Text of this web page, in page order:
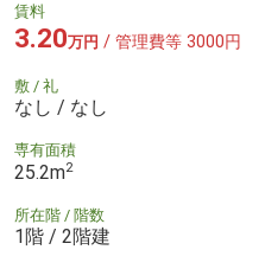
賃料
3.20万円 / 管理費等 3000円
敷 / 礼
なし / なし
専有面積
25.2m2
所在階 / 階数
1階 / 2階建